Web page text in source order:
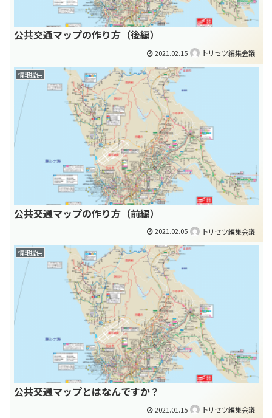
公共交通マップの作り方（後編）
2021.02.15 トリセツ編集会議
情報提供
公共交通マップの作り方（前編）
2021.02.05 トリセツ編集会議
情報提供
公共交通マップとはなんですか？
2021.01.15 トリセツ編集会議